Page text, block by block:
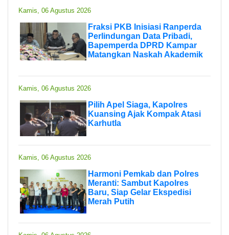
Kamis, 06 Agustus 2026
Fraksi PKB Inisiasi Ranperda
Perlindungan Data Pribadi,
Bapemperda DPRD Kampar
Matangkan Naskah Akademik
Kamis, 06 Agustus 2026
Pilih Apel Siaga, Kapolres
Kuansing Ajak Kompak Atasi
Karhutla
Kamis, 06 Agustus 2026
Harmoni Pemkab dan Polres
Meranti: Sambut Kapolres
Baru, Siap Gelar Ekspedisi
Merah Putih